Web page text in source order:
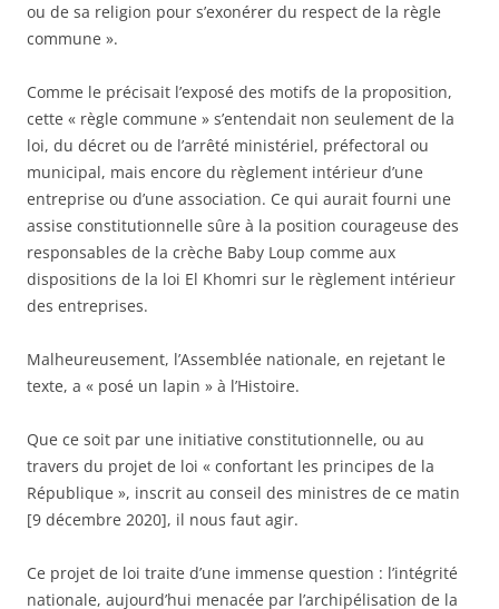
ou de sa religion pour s’exonérer du respect de la règle
commune ».
Comme le précisait l’exposé des motifs de la proposition,
cette « règle commune » s’entendait non seulement de la
loi, du décret ou de l’arrêté ministériel, préfectoral ou
municipal, mais encore du règlement intérieur d’une
entreprise ou d’une association. Ce qui aurait fourni une
assise constitutionnelle sûre à la position courageuse des
responsables de la crèche Baby Loup comme aux
dispositions de la loi El Khomri sur le règlement intérieur
des entreprises.
Malheureusement, l’Assemblée nationale, en rejetant le
texte, a « posé un lapin » à l’Histoire.
Que ce soit par une initiative constitutionnelle, ou au
travers du projet de loi « confortant les principes de la
République », inscrit au conseil des ministres de ce matin
[9 décembre 2020], il nous faut agir.
Ce projet de loi traite d’une immense question : l’intégrité
nationale, aujourd’hui menacée par l’archipélisation de la